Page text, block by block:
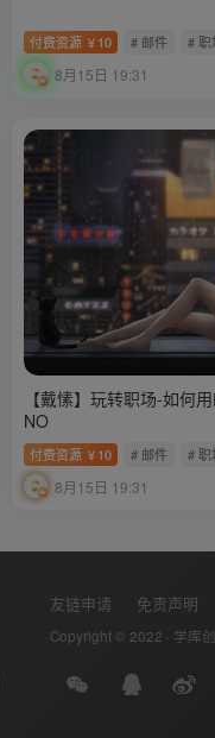
付费资源 ￥ 10 # 邮件 # 职
8月15日 19:31
【戴愫】玩转职场-如何
NO
付费资源 ￥ 10 # 邮件 # 职
8月15日 19:31
友链申请 免责声明
Copyright © 2022 · 学库